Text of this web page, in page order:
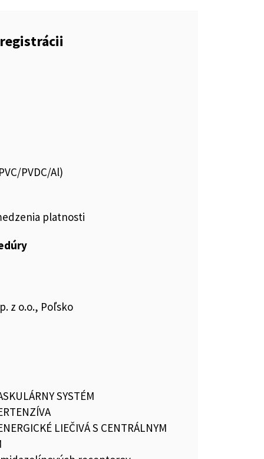
PVDC/Al)
platnosti
z o.o., Poľsko
SYSTÉM
LIEČIVÁ S CENTRÁLNYM